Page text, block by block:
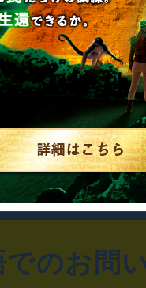
ーム制作
するお
相談／
のお問